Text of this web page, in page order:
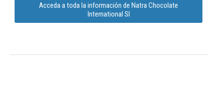
Acceda a toda la información de Natra Chocolate
International Sl